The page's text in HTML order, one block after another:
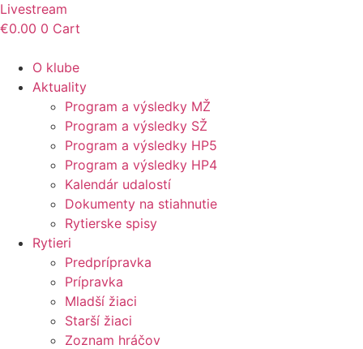
Livestream
€0.00 0 Cart
O klube
Aktuality
Program a výsledky MŽ
Program a výsledky SŽ
Program a výsledky HP5
Program a výsledky HP4
Kalendár udalostí
Dokumenty na stiahnutie
Rytierske spisy
Rytieri
Predprípravka
Prípravka
Mladší žiaci
Starší žiaci
Zoznam hráčov